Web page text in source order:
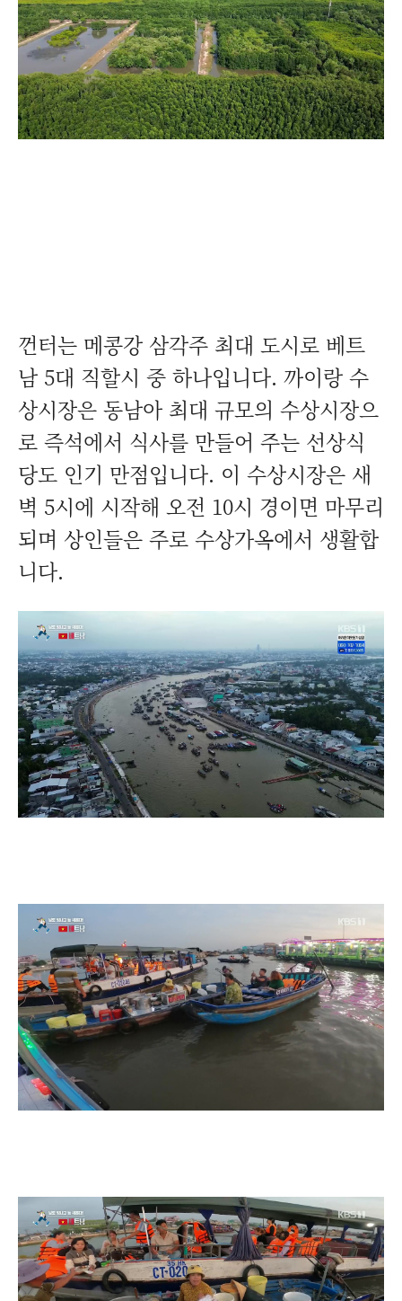
껀터는 메콩강 삼각주 최대 도시로 베트
남 5대 직할시 중 하나입니다. 까이랑 수
상시장은 동남아 최대 규모의 수상시장으
로 즉석에서 식사를 만들어 주는 선상식
당도 인기 만점입니다. 이 수상시장은 새
벽 5시에 시작해 오전 10시 경이면 마무리
되며 상인들은 주로 수상가옥에서 생활합
니다.